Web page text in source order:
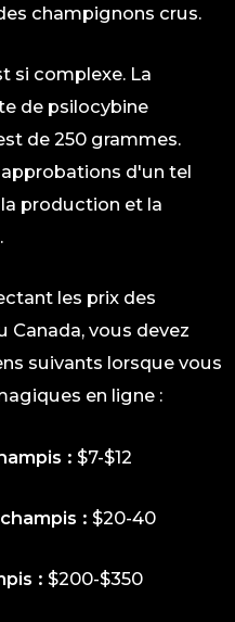
champignons crus.
si complexe. La
de psilocybine
de 250 grammes.
approbations d'un tel
production et la
les prix des
Canada, vous devez
suivants lorsque vous
en ligne :
: $7-$12
: $20-40
: $200-$350